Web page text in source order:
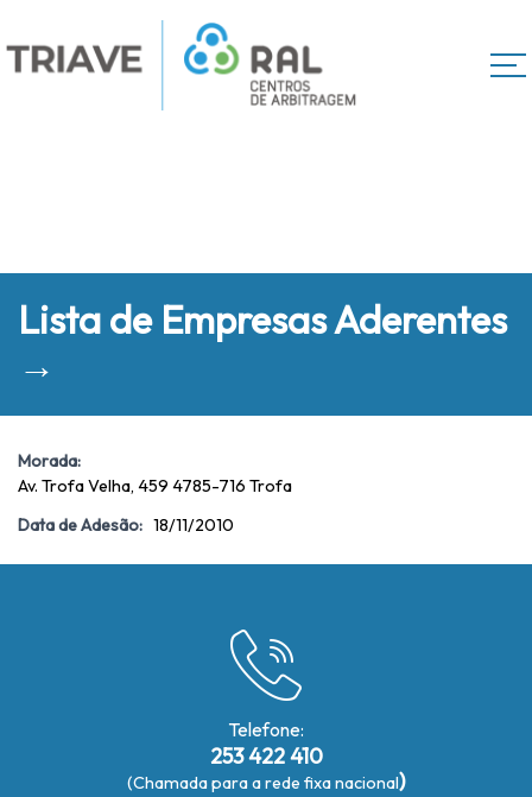
Lista de Empresas Aderentes
→
Morada:
Av. Trofa Velha, 459 4785-716 Trofa
Data de Adesão: 18/11/2010
Telefone:
253 422 410
(Chamada para a rede fixa nacional)